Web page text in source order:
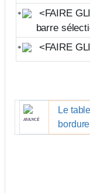
<FAIRE
barre
<FAIRE
avancé
Le